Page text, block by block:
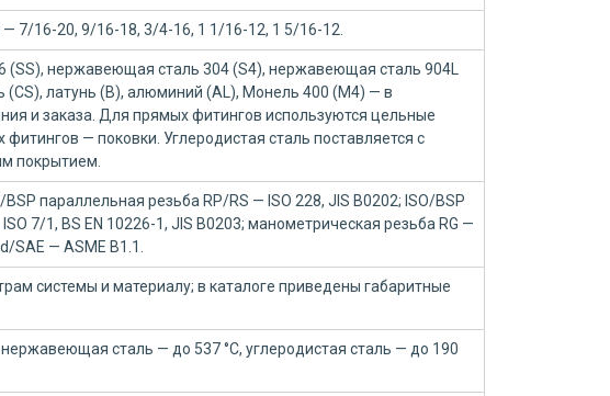
7/16-20, 9/16-18, 3/4-16, 1 1/16-12, 1 5/16-12.
нержавеющая сталь 304 (S4), нержавеющая сталь 904L
(CS), латунь (B), алюминий (AL), Монель 400 (M4) — в
и заказа. Для прямых фитингов используются цельные
фитингов — поковки. Углеродистая сталь поставляется с
покрытием.
BSP параллельная резьба RP/RS — ISO 228, JIS B0202; ISO/BSP
7/1, BS EN 10226-1, JIS B0203; манометрическая резьба RG —
SAE — ASME B1.1.
системы и материалу; в каталоге приведены габаритные
сталь — до 537 °C, углеродистая сталь — до 190